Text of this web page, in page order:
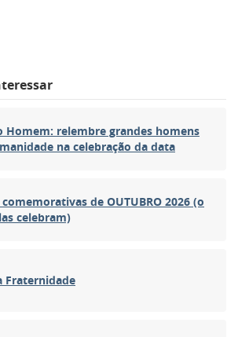
Homem: relembre grandes homens
na celebração da data
comemorativas de OUTUBRO 2026 (o
celebram)
Fraternidade